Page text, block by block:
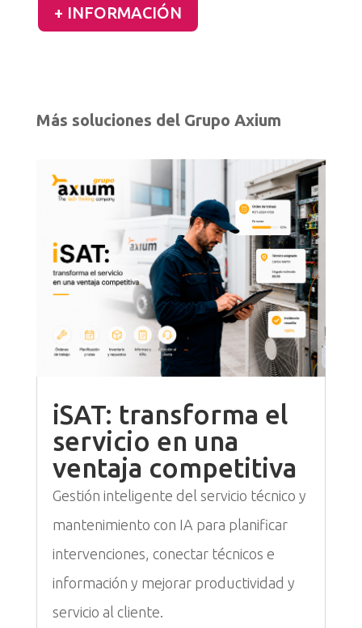
+ INFORMACIÓN
Más soluciones del Grupo Axium
iSAT: transforma el
servicio en una
ventaja competitiva
Gestión inteligente del servicio técnico y
mantenimiento con IA para planificar
intervenciones, conectar técnicos e
información y mejorar productividad y
servicio al cliente.